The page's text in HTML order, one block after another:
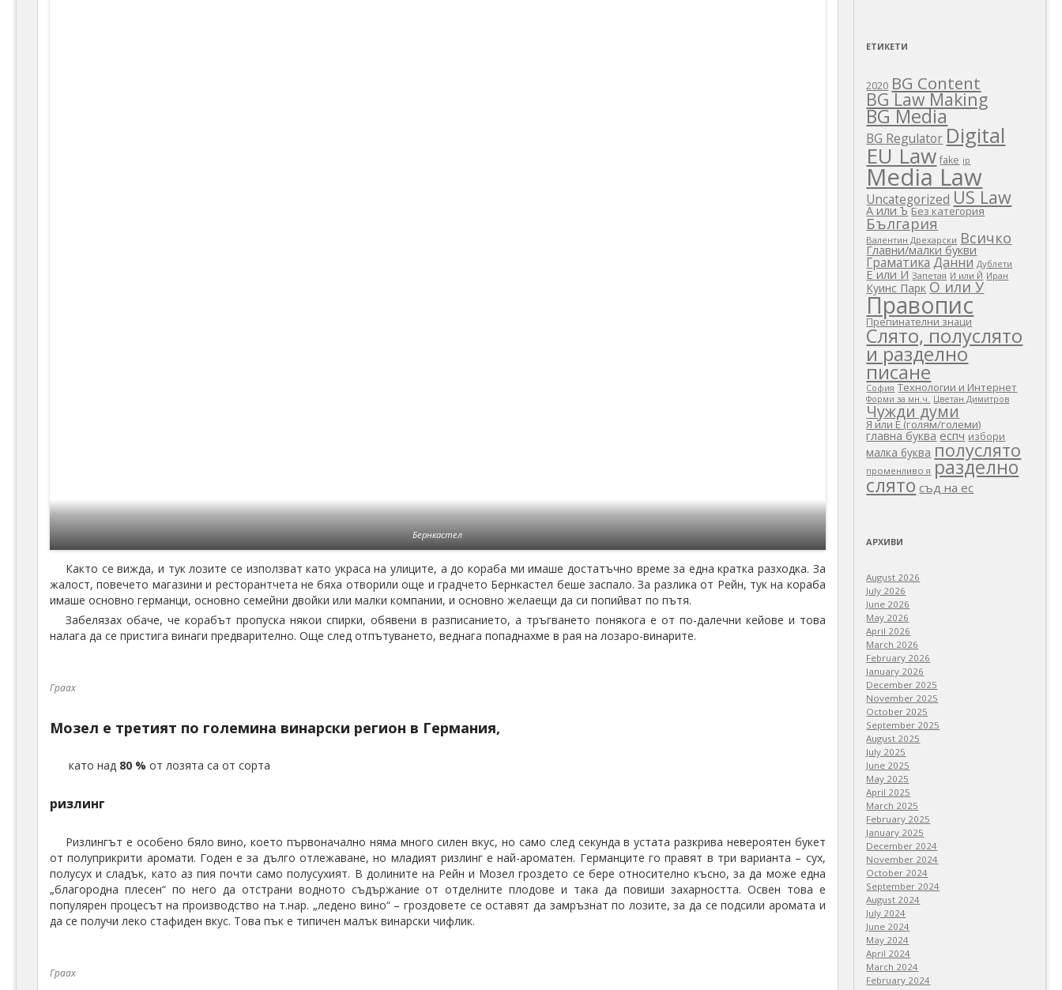
Бернкастел
Както се вижда, и тук лозите се използват като украса на улиците, а до кораба ми имаше достатъчно време за една кратка разходка. За
жалост, повечето магазини и ресторантчета не бяха отворили още и градчето Бернкастел беше заспало. За разлика от Рейн, тук на кораба
имаше основно германци, основно семейни двойки или малки компании, и основно желаещи да си попийват по пътя.
Забелязах обаче, че корабът пропуска някои спирки, обявени в разписанието, а тръгването понякога е от по-далечни кейове и това
налага да се пристига винаги предварително. Още след отпътуването, веднага попаднахме в рая на лозаро-винарите.
Граах
Мозел е третият по големина винарски регион в Германия,
като над 80 % от лозята са от сорта
ризлинг
Ризлингът е особено бяло вино, което първоначално няма много силен вкус, но само след секунда в устата разкрива невероятен букет
от полуприкрити аромати. Годен е за дълго отлежаване, но младият ризлинг е най-ароматен. Германците го правят в три варианта – сух,
полусух и сладък, като аз пия почти само полусухият. В долините на Рейн и Мозел гроздето се бере относително късно, за да може една
„благородна плесен“ по него да отстрани водното съдържание от отделните плодове и така да повиши захарността. Освен това е
популярен процесът на производство на т.нар. „ледено вино“ – гроздовете се оставят да замръзнат по лозите, за да се подсили аромата и
да се получи леко стафиден вкус. Това пък е типичен малък винарски чифлик.
Граах
ЕТИКЕТИ
2020 BG Content
BG Law Making
BG Media
BG Regulator Digital
EU Law fake ip
Media Law
Uncategorized US Law
А или Ъ Без категория
България
Валентин Дрехарски Всичко
Главни/малки букви
Граматика Данни Дублети
Е или И Запетая И или Й Иран
Куинс Парк О или У
Правопис
Препинателни знаци
Слято, полуслято
и разделно
писане
София Технологии и Интернет
Форми за мн.ч. Цветан Димитров
Чужди думи
Я или Е (голям/големи)
главна буква еспч избори
малка буква полуслято
променливо я разделно
слято съд на ес
АРХИВИ
August 2026
July 2026
June 2026
May 2026
April 2026
March 2026
February 2026
January 2026
December 2025
November 2025
October 2025
September 2025
August 2025
July 2025
June 2025
May 2025
April 2025
March 2025
February 2025
January 2025
December 2024
November 2024
October 2024
September 2024
August 2024
July 2024
June 2024
May 2024
April 2024
March 2024
February 2024